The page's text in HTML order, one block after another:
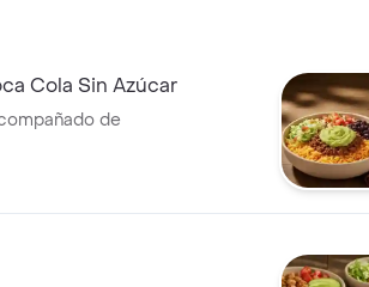
Cola Sin Azúcar
de